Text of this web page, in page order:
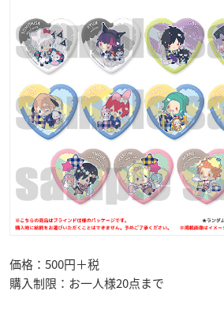
価格：500円＋税
購入制限：お一人様20点まで